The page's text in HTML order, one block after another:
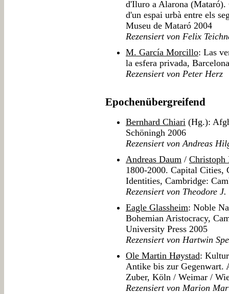
d'Iluro a Alarona
d'un espai urbà entre els
Museu de Mataró 2004
Rezensiert von Felix
M. García Morcillo: Las
la esfera privada,
Rezensiert von Peter Herz
Epochenübergreifend
Bernhard Chiari (Hg.):
Schöningh 2006
Rezensiert von Andreas
Andreas Daum / Christoph
1800-2000. Capital Cities,
Identities, Cambridge:
Rezensiert von Theodore
Eagle Glassheim: Noble
Bohemian Aristocracy,
University Press 2005
Rezensiert von Hartwin
Ole Martin Høystad:
Antike bis zur Gegenwart.
Zuber, Köln / Weimar /
Rezensiert von Marion